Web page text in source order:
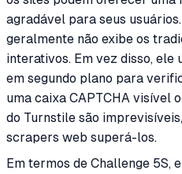
agradável para seus
geralmente não exibe os
interativos. Em vez disso, ele
em segundo plano para
uma caixa CAPTCHA visível
do Turnstile são
scrapers web superá-los.
Em termos de Challenge 5S,